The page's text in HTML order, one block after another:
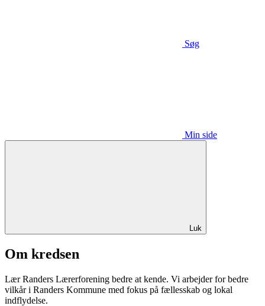
Søg
Min side
Luk
Om kredsen
Lær Randers Lærerforening bedre at kende. Vi arbejder for bedre
vilkår i Randers Kommune med fokus på fællesskab og lokal
indflydelse.